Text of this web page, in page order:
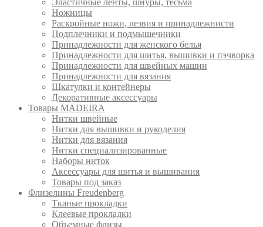
Эластичные ленты, шнуры, тесьма
Ножницы
Раскройные ножи, лезвия и принадлежнисти
Подплечники и подмышечники
Принадлежности для женского белья
Принадлежности для шитья, вышивки и пэчворка
Принадлежности для швейных машин
Принадлежности для вязания
Шкатулки и контейнеры
Декоративные аксессуары
Товары MADEIRA
Нитки швейные
Нитки для вышивки и рукоделия
Нитки для вязания
Нитки специализированные
Наборы ниток
Аксессуары для шитья и вышивания
Товары под заказ
Флизелины Freudenberg
Тканые прокладки
Клеевые прокладки
Объемные флизы